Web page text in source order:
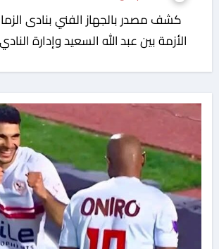
كشف مصدر بالجهاز الفني بنادى الزمالك ، تفاصيل
الأزمة بين عبد الله السعيد وإدارة